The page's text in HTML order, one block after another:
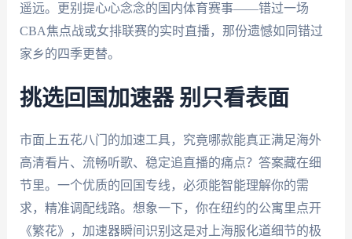
遥远。更别提心心念念的国内体育赛事——错过一场
CBA焦点战或女排联赛的实时直播，那份遗憾如同错过
家乡的四季更替。
挑选回国加速器 别只看表面
市面上五花八门的加速工具，究竟哪款能真正满足海外
高清看片、流畅听歌、稳定追直播的痛点？答案藏在细
节里。一个优质的回国专线，必须能智能理解你的需
求，精准调配线路。想象一下，你在纽约的公寓里点开
《繁花》，加速器瞬间识别这是对上海服化道细节的极